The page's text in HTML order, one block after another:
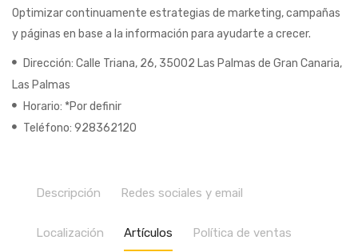
Optimizar continuamente estrategias de marketing, campañas
y páginas en base a la información para ayudarte a crecer.
Dirección: Calle Triana, 26, 35002 Las Palmas de Gran Canaria,
Las Palmas
Horario: *Por definir
Teléfono: 928362120
Descripción Redes sociales y email
Localización Artículos Política de ventas